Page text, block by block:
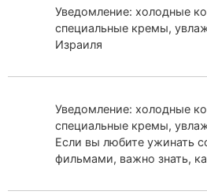
Уведомление: холодные
специальные кремы,
Израиля
Уведомление: холодные
специальные кремы,
Если вы любите ужинать
фильмами, важно знать,